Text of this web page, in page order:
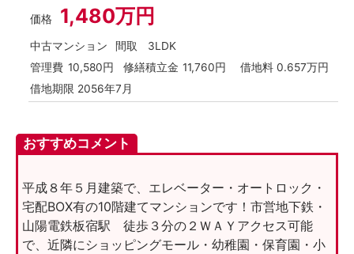
価格 1,480万円
中古マンション 間取
3LDK
管理費 10,580円 修繕積立金 11,760円
借地料 0.657万円
借地期限 2056年7月
おすすめコメント
平成８年５月建築で、エレベーター・オートロック・
宅配BOX有の10階建てマンションです！市営地下鉄・
山陽電鉄板宿駅 徒歩３分の２ＷＡＹアクセス可能
で、近隣にショッピングモール・幼稚園・保育園・小